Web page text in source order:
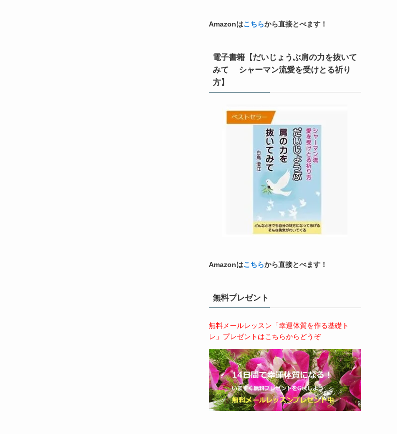
Amazonはこちらから直接とべます！
電子書籍【だいじょうぶ肩の力を抜いて
みて シャーマン流愛を受けとる祈り
方】
Amazonはこちらから直接とべます！
無料プレゼント
無料メールレッスン「幸運体質を作る基礎ト
レ」プレゼントはこちらからどうぞ